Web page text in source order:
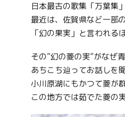
日本最古の歌集「万葉集
最近は、佐賀県など一部
「幻の果実」と言われる
その”幻の菱の実”がなぜ
あちこち辿ってお話しを
小川原湖にもかつて菱が
この地方では茹でた菱の